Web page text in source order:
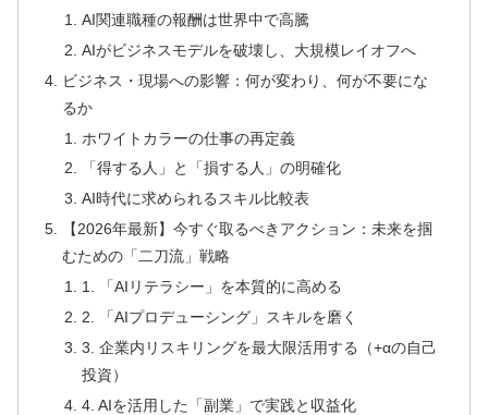
AI関連職種の報酬は世界中で高騰
AIがビジネスモデルを破壊し、大規模レイオフへ
ビジネス・現場への影響：何が変わり、何が不要にな
るか
ホワイトカラーの仕事の再定義
「得する人」と「損する人」の明確化
AI時代に求められるスキル比較表
【2026年最新】今すぐ取るべきアクション：未来を掴
むための「二刀流」戦略
1. 「AIリテラシー」を本質的に高める
2. 「AIプロデューシング」スキルを磨く
3. 企業内リスキリングを最大限活用する（+αの自己
投資）
4. AIを活用した「副業」で実践と収益化